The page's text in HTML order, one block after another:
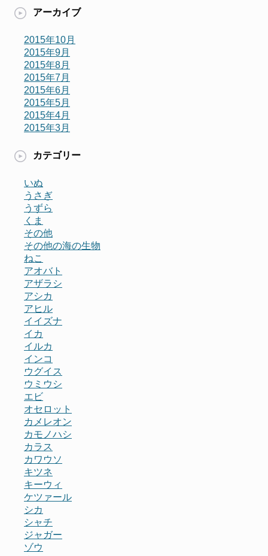
アーカイブ
2015年10月
2015年9月
2015年8月
2015年7月
2015年6月
2015年5月
2015年4月
2015年3月
カテゴリー
いぬ
うさぎ
うずら
くま
その他
その他の海の生物
ねこ
アオバト
アザラシ
アシカ
アヒル
イイズナ
イカ
イルカ
インコ
ウグイス
ウミウシ
エビ
オセロット
カメレオン
カモノハシ
カラス
カワウソ
キツネ
キーウィ
ケツァール
シカ
シャチ
ジャガー
ゾウ